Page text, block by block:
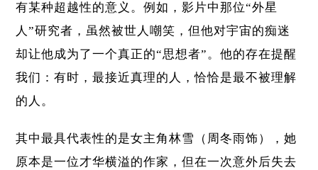
有某种超越性的意义。例如，影片中那位“外星
人”研究者，虽然被世人嘲笑，但他对宇宙的痴迷
却让他成为了一个真正的“思想者”。他的存在提醒
我们：有时，最接近真理的人，恰恰是最不被理解
的人。
其中最具代表性的是女主角林雪（周冬雨饰），她
原本是一位才华横溢的作家，但在一次意外后失去